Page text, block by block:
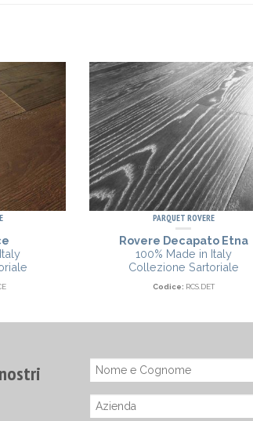
PARQUET ROVERE
Rovere Decapato Etna
100% Made in Italy
Collezione Sartoriale
Codice: RCS.DET